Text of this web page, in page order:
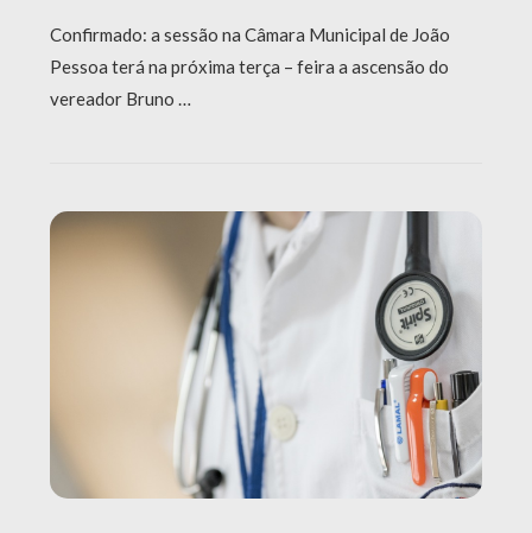
Confirmado: a sessão na Câmara Municipal de João
Pessoa terá na próxima terça – feira a ascensão do
vereador Bruno …